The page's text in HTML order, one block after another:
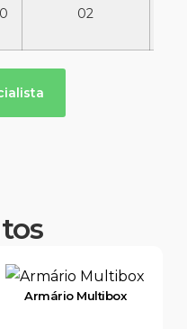
02
Armário Multibox